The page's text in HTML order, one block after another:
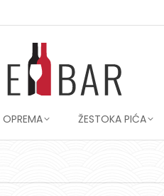
OPREMA ŽESTOKA PIĆA